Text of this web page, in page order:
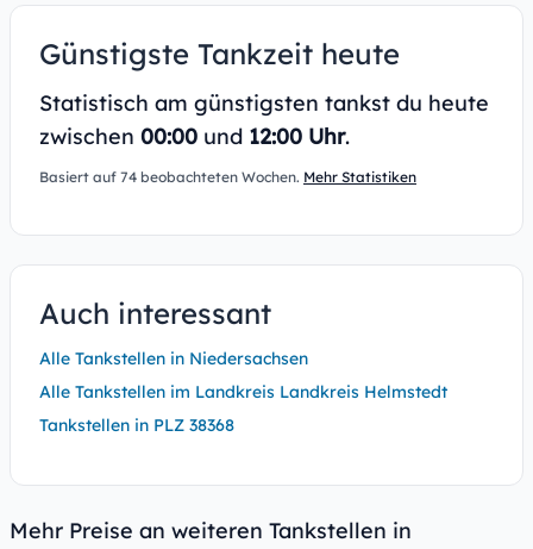
Günstigste Tankzeit heute
Statistisch am günstigsten tankst du heute
zwischen 00:00 und 12:00 Uhr.
Basiert auf 74 beobachteten Wochen. Mehr Statistiken
Auch interessant
Alle Tankstellen in Niedersachsen
Alle Tankstellen im Landkreis Landkreis Helmstedt
Tankstellen in PLZ 38368
Mehr Preise an weiteren Tankstellen in